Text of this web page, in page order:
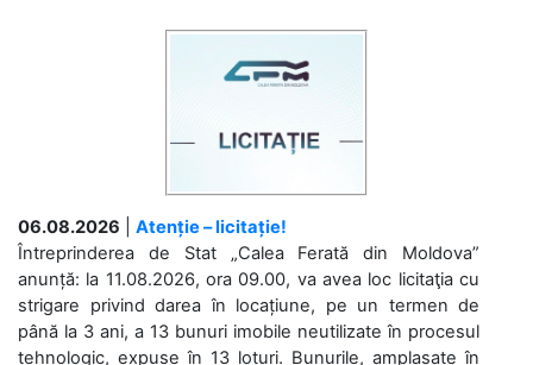
06.08.2026
Atenție – licitație!
Întreprinderea de Stat „Calea Ferată din Moldova”
anunță: la 11.08.2026, ora 09.00, va avea loc licitaţia cu
strigare privind darea în locațiune, pe un termen de
până la 3 ani, a 13 bunuri imobile neutilizate în procesul
tehnologic, expuse în 13 loturi. Bunurile, amplasate în